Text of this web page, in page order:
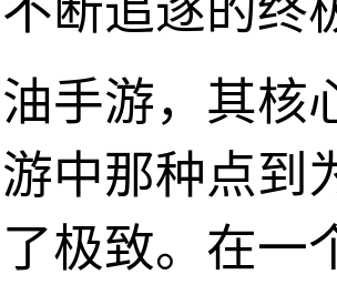
手游，其核
中那种点到
极致。在一